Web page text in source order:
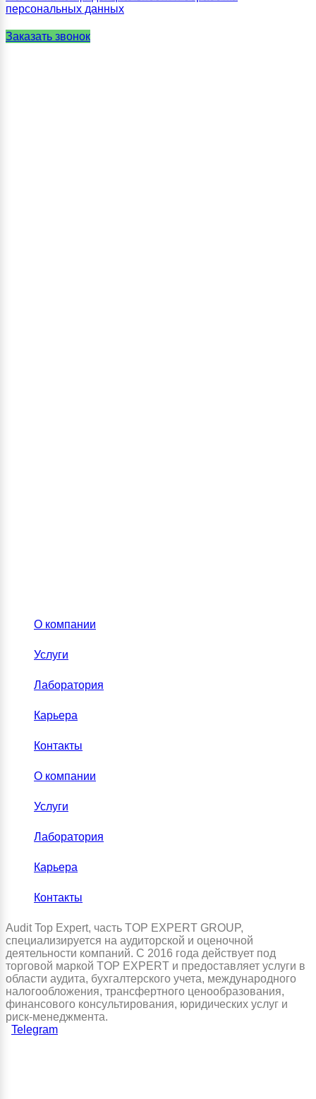
персональных данных
Заказать звонок
О компании
Услуги
Лаборатория
Карьера
Контакты
О компании
Услуги
Лаборатория
Карьера
Контакты
Audit Top Expert, часть TOP EXPERT GROUP,
специализируется на аудиторской и оценочной
деятельности компаний. С 2016 года действует под
торговой маркой TOP EXPERT и предоставляет услуги в
области аудита, бухгалтерского учета, международного
налогообложения, трансфертного ценообразования,
финансового консультирования, юридических услуг и
риск-менеджмента.
Telegram